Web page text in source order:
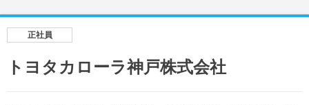
正社員
トヨタカローラ神戸株式会社